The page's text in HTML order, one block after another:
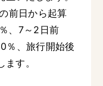
前日から起算
、7～2日前
％、旅行開始後
す。